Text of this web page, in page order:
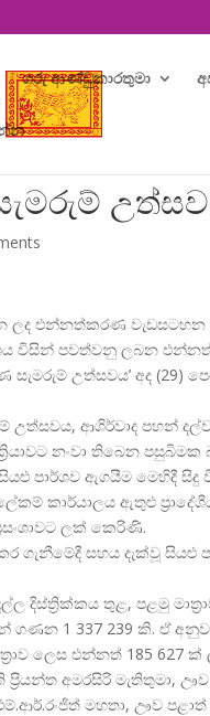
ගරු ආණ්ඩුකාරතුමා
ලද එන්නත්කරණ වැඩසටහන
විසින් පවත්වනු ලබන
උත්සවය’ අද (29)
උත්සවය, ආශිර්වාද පහන්
රියාවට නංවා තිබෙන පසුබිමක
සියළු පාර්ශව ඇගයීම මෙහිදී
කාර්යාලය ඇතුළු ප්
රසංශාවට ලක් කෙරිණි.
සහය දැක්වූ සියළු
දිස්ත්රික්කය තුළ, පළමු මාත්
ගණන 1 337 239 කි. ඒ
රාව ලෙස එන්නත් 185 627 ක්
ප්රියන්ත අමරසිරි මැතිතුමා,
මහතා, ඌව